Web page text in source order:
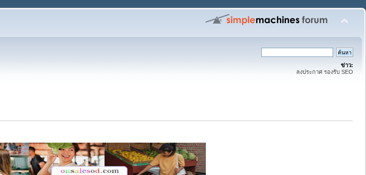
ข่าว:
ลงประกาศ รองรับ SEO